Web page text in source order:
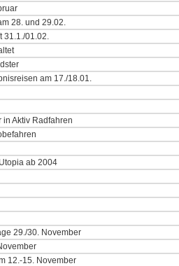
28. und 29.02.
31.1./01.02.
am 17./18.01.
Aktiv Radfahren
ab 2004
29./30. November
12.-15. November